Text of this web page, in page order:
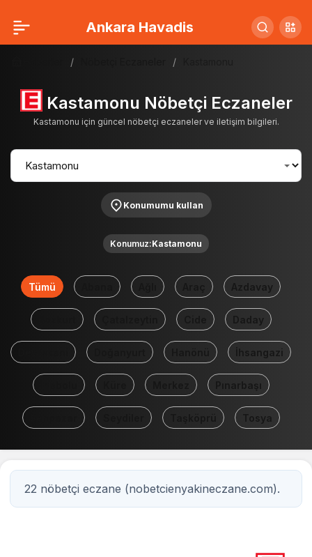
Ankara Havadis
Kastamonu Nöbetçi Eczaneler
Kastamonu için güncel nöbetçi eczaneler ve iletişim bilgileri.
Konumumu kullan
Konumuz:Kastamonu
Tümü Azdavay
Daday
İhsangazi
Pınarbaşı
Tosya
22 nöbetçi eczane (nobetcienyakineczane.com).